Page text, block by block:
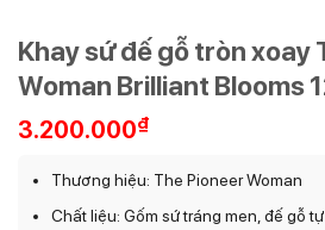
Khay sứ đế gỗ tròn xoay
Woman Brilliant Blooms
3.200.000₫
Thương hiệu: The Pioneer Woman
Chất liệu: Gốm sứ tráng men, đế gỗ